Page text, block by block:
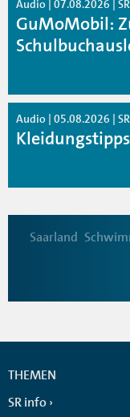
Audio | 07.08.2026 |
GuMoMobil:
Audio | 05.08.2026 |
Saarland
THEMEN
SR info